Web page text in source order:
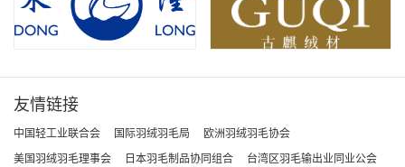
友情链接
中国轻工业联合会 国际羽绒羽毛局
欧洲羽绒羽毛协会
美国羽绒羽毛理事会
日本羽毛制品协同组合 台湾区羽毛输出业同业公会